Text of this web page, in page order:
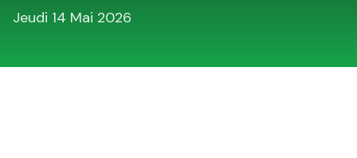
Jeudi 14 Mai 2026